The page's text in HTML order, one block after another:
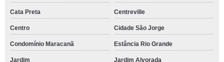
Cata Preta Centreville
Centro Cidade São Jorge
Condomínio Maracanã Estância Rio Grande
Jardim Jardim Alvorada